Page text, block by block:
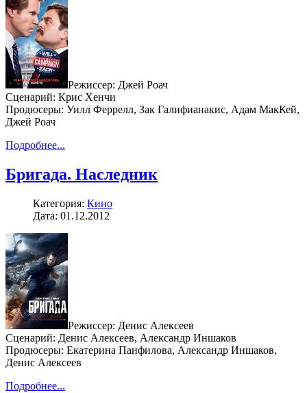
Режиссер: Джей Роач
Сценарий: Крис Хенчи
Продюсеры: Уилл Феррелл, Зак Галифианакис, Адам МакКей,
Джей Роач
Подробнее...
Бригада. Наследник
Категория: Кино
Дата: 01.12.2012
Режиссер: Денис Алексеев
Сценарий: Денис Алексеев, Александр Иншаков
Продюсеры: Екатерина Панфилова, Александр Иншаков,
Денис Алексеев
Подробнее...